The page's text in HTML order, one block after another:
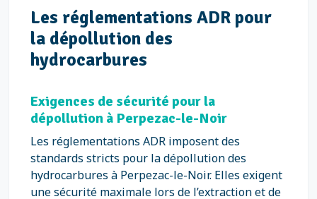
Les réglementations ADR pour
la dépollution des
hydrocarbures
Exigences de sécurité pour la
dépollution à Perpezac-le-Noir
Les réglementations ADR imposent des
standards stricts pour la dépollution des
hydrocarbures à Perpezac-le-Noir. Elles exigent
une sécurité maximale lors de l’extraction et de